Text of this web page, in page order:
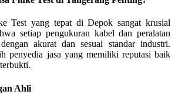
Test yang tepat di Depok sangat krusial
setiap pengukuran kabel dan peralatan
akurat dan sesuai standar industri.
penyedia jasa yang memiliki reputasi baik
Ahli